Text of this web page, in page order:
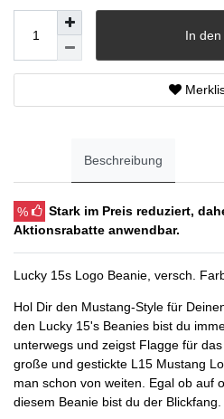
In
Beschreibung
%
Stark im Preis reduziert,
Aktionsrabatte anwendbar.
Lucky 15s Logo Beanie, versch.
Hol Dir den Mustang-Style für
den Lucky 15's Beanies bist du
unterwegs und zeigst Flagge für
große und gestickte L15 Mustang
man schon von weiten. Egal ob auf
diesem Beanie bist du der Blickfang.